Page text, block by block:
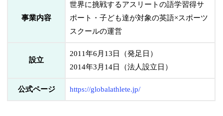
事業内容
世界に挑戦するアスリートの語学習得サ
ポート・子ども達が対象の英語×スポーツ
スクールの運営
設立
2011年6月13日（発足日）
2014年3月14日（法人設立日）
公式ページ https://globalathlete.jp/